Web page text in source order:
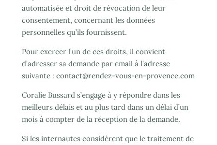
automatisée et droit de révocation de leur
consentement, concernant les données
personnelles qu’ils fournissent.
Pour exercer l’un de ces droits, il convient
d’adresser sa demande par email à l’adresse
suivante : contact@rendez-vous-en-provence.com
Coralie Bussard s’engage à y répondre dans les
meilleurs délais et au plus tard dans un délai d’un
mois à compter de la réception de la demande.
Si les internautes considèrent que le traitement de